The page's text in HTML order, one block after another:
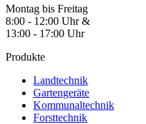
Montag bis Freitag
8:00 - 12:00 Uhr &
13:00 - 17:00 Uhr
Produkte
Landtechnik
Gartengeräte
Kommunaltechnik
Forsttechnik